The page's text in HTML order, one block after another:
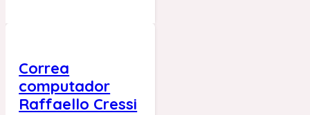
Correa
computador
Raffaello Cressi